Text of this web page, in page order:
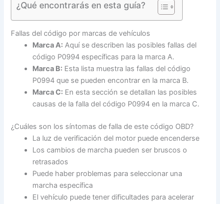
¿Qué encontrarás en esta guía?
Fallas del código por marcas de vehículos
Marca A: Aquí se describen las posibles fallas del
código P0994 específicas para la marca A.
Marca B: Esta lista muestra las fallas del código
P0994 que se pueden encontrar en la marca B.
Marca C: En esta sección se detallan las posibles
causas de la falla del código P0994 en la marca C.
¿Cuáles son los síntomas de falla de este código OBD?
La luz de verificación del motor puede encenderse
Los cambios de marcha pueden ser bruscos o
retrasados
Puede haber problemas para seleccionar una
marcha específica
El vehículo puede tener dificultades para acelerar